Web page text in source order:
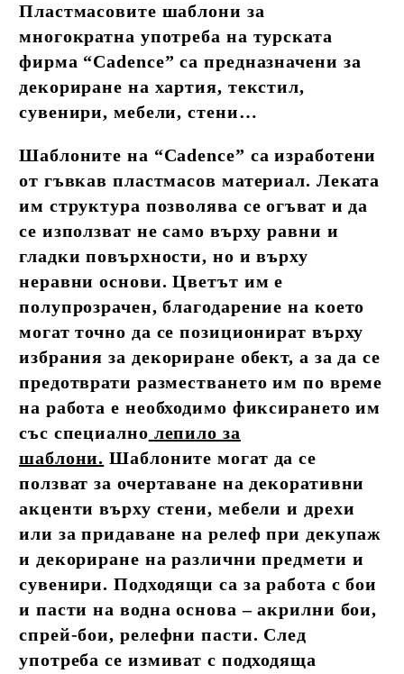
Пластмасовите шаблони за
многократна употреба на турската
фирма “Cadence” са предназначени за
декориране на хартия, текстил,
сувенири, мебели, стени…
Шаблоните на “Cadence” са изработени
от гъвкав пластмасов материал. Леката
им структура позволява се огъват и да
се използват не само върху равни и
гладки повърхности, но и върху
неравни основи. Цветът им е
полупрозрачен, благодарение на което
могат точно да се позиционират върху
избрания за декориране обект, а за да се
предотврати разместването им по време
на работа е необходимо фиксирането им
със специално лепило за
шаблони. Шаблоните могат да се
ползват за очертаване на декоративни
акценти върху стени, мебели и дрехи
или за придаване на релеф при декупаж
и декориране на различни предмети и
сувенири. Подходящи са за работа с бои
и пасти на водна основа – акрилни бои,
спрей-бои, релефни пасти. След
употреба се измиват с подходяща